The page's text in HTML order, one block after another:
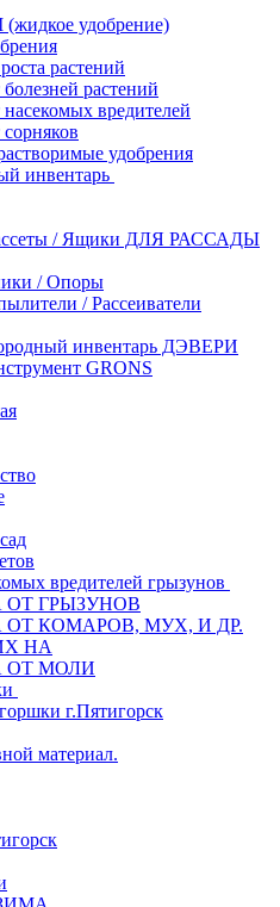
удобрение)
растений
растений
насекомых вредителей
удобрения
инвентарь
/ Ящики ДЛЯ РАССАДЫ
/ Опоры
/ Рассеиватели
инвентарь ДЭВЕРИ
GRONS
вредителей грызунов
ОТ ГРЫЗУНОВ
ОТ КОМАРОВ, МУХ, И ДР.
НА
ОТ МОЛИ
г.Пятигорск
материал.